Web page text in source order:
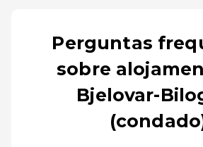
Perguntas
sobre
Bjelovar-